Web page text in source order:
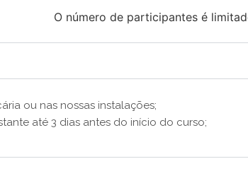
O número de participantes é
ou nas nossas instalações;
até 3 dias antes do início do curso;